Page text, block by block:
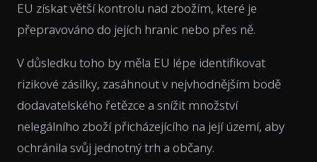
EU získat větší kontrolu nad zbožím, které je
přepravováno do jejích hranic nebo přes ně.
V důsledku toho by měla EU lépe identifikovat
rizikové zásilky, zasáhnout v nejvhodnějším bodě
dodavatelského řetězce a snížit množství
nelegálního zboží přicházejícího na její území, aby
ochránila svůj jednotný trh a občany.